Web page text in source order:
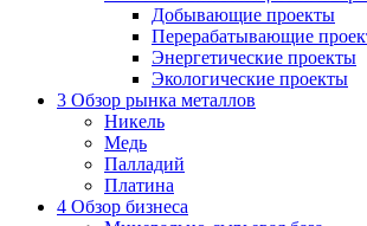
Добывающие проекты
Перерабатывающие
Энергетические проекты
Экологические проекты
3 Обзор рынка металлов
Никель
Медь
Палладий
Платина
4 Обзор бизнеса